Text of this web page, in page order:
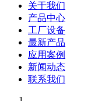
关于我们
产品中心
工厂设备
最新产品
应用案例
新闻动态
联系我们